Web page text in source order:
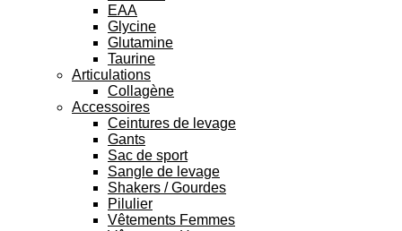
EAA
Glycine
Glutamine
Taurine
Articulations
Collagène
Accessoires
Ceintures de levage
Gants
Sac de sport
Sangle de levage
Shakers / Gourdes
Pilulier
Vêtements Femmes